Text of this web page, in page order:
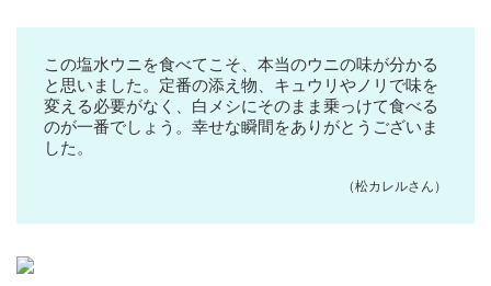
この塩水ウニを食べてこそ、本当のウニの味が分かる
と思いました。定番の添え物、キュウリやノリで味を
変える必要がなく、白メシにそのまま乗っけて食べる
のが一番でしょう。幸せな瞬間をありがとうございま
した。
（松カレルさん）